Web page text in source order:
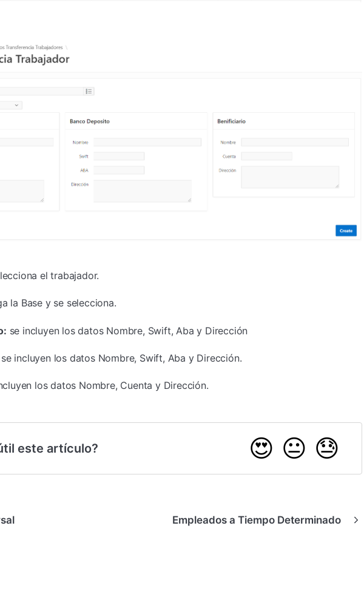
el trabajador.
la Base y se selecciona.
se incluyen los datos Nombre, Swift, Aba y Dirección
incluyen los datos Nombre, Swift, Aba y Dirección.
los datos Nombre, Cuenta y Dirección.
este artículo? 😍 😐 😓
Empleados a Tiempo Determinado